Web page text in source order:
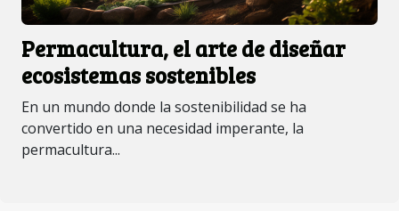
Permacultura, el arte de diseñar
ecosistemas sostenibles
En un mundo donde la sostenibilidad se ha
convertido en una necesidad imperante, la
permacultura...